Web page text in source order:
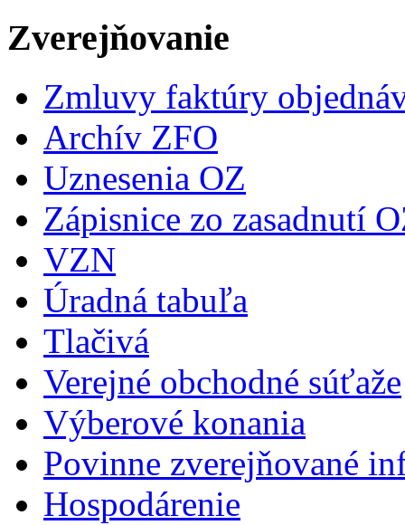
Zverejňovanie
Zmluvy faktúry
Archív ZFO
Uznesenia OZ
Zápisnice zo zasadnutí
VZN
Úradná tabuľa
Tlačivá
Verejné obchodné súťaže
Výberové konania
Povinne zverejňované
Hospodárenie